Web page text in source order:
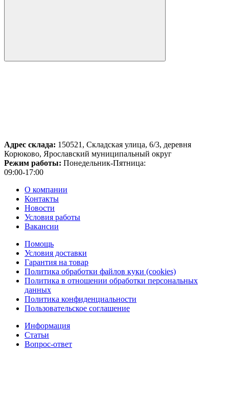
Адрес склада: 150521, Складская улица, 6/3, деревня
Корюково, Ярославский муниципальный округ
Режим работы: Понедельник-Пятница:
09:00-17:00
О компании
Контакты
Новости
Условия работы
Вакансии
Помощь
Условия доставки
Гарантия на товар
Политика обработки файлов куки (cookies)
Политика в отношении обработки персональных
данных
Политика конфиденциальности
Пользовательское соглашение
Информация
Статьи
Вопрос-ответ